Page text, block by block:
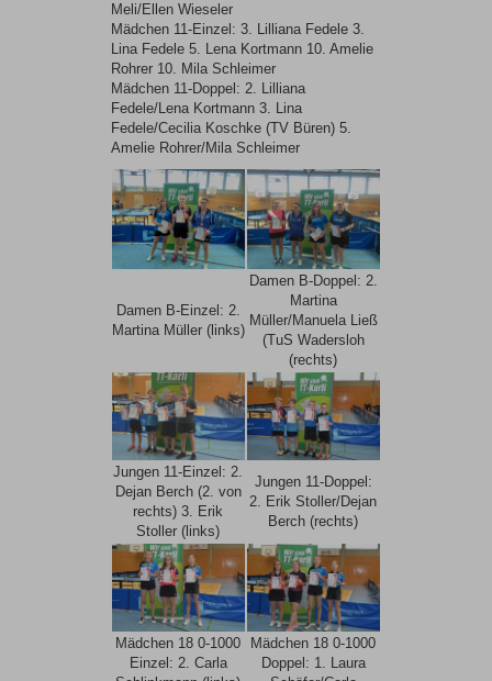
Meli/Ellen Wieseler
Mädchen 11-Einzel: 3. Lilliana Fedele 3.
Lina Fedele 5. Lena Kortmann 10. Amelie
Rohrer 10. Mila Schleimer
Mädchen 11-Doppel: 2. Lilliana
Fedele/Lena Kortmann 3. Lina
Fedele/Cecilia Koschke (TV Büren) 5.
Amelie Rohrer/Mila Schleimer
Damen B-Einzel: 2.
Martina Müller (links)
Damen B-Doppel: 2.
Martina
Müller/Manuela Ließ
(TuS Wadersloh
(rechts)
Jungen 11-Einzel: 2.
Dejan Berch (2. von
rechts) 3. Erik
Stoller (links)
Jungen 11-Doppel:
2. Erik Stoller/Dejan
Berch (rechts)
Mädchen 18 0-1000
Einzel: 2. Carla
Mädchen 18 0-1000
Doppel: 1. Laura